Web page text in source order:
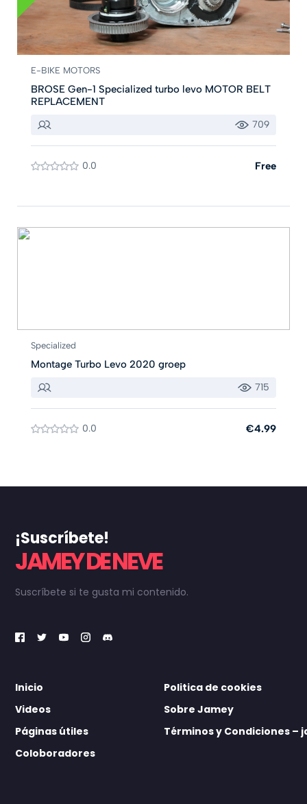
E-BIKE MOTORS
BROSE Gen-1 Specialized turbo levo MOTOR BELT
REPLACEMENT
709
0.0 Free
Specialized
Montage Turbo Levo 2020 groep
715
0.0 €4.99
¡Suscríbete!
JAMEY DE NEVE
Suscríbete si te gusta mi contenido.
Inicio
Videos
Páginas útiles
Coloboradores
Politica de cookies
Sobre Jamey
Términos y Condiciones –